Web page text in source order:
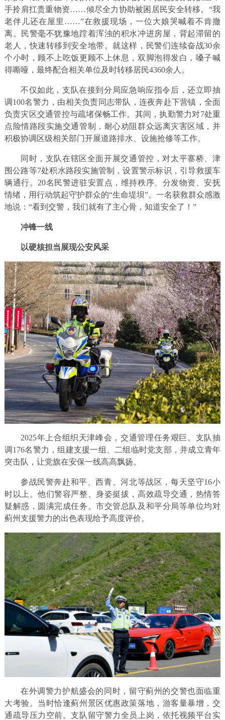
手拎肩扛贵重物资……倾尽全力协助被困居民安全转移。“我
老伴儿还在屋里……”在救援现场，一位大娘哭喊着不肯撤
离。民警毫不犹豫地蹚着浑浊的积水冲进房屋，背起滞留的
老人，快速转移到安全地带。就这样，民警们连续奋战30余
个小时，顾不上吃饭更顾不上休息，双脚泡得发白，嗓子喊
得嘶哑，最终配合相关单位及时转移居民4360余人。
不仅如此，支队在接到分局应急响应指令后，还立即抽
调100名警力，由相关负责同志带队，连夜奔赴下营镇，全面
负责灾区交通管控与疏堵保畅工作。其间，执勤警力对7处重
点险情路段实施交通管制，耐心劝阻群众远离灾害区域，并
积极协调区级相关部门开展道路排水、设施抢修等工作。
同时，支队在辖区全面开展交通管控，对太平寨桥、津
围公路等7处积水路段实施管制，设置警示标识，引导救援车
辆通行。20名民警进驻安置点，维持秩序、分发物资、安抚
情绪，用行动筑起守护群众的“生命堤坝”。一名获救群众感激
地说：“看到交警，我们就有了主心骨，知道安全了！”
冲锋一线
以硬核担当展现公安风采
2025年上合组织天津峰会，交通管理任务艰巨。支队抽
调176名警力，组建支援一组、二组临时党支部，并成立青年
突击队，让党旗在安保一线高高飘扬。
参战民警奔赴和平、西青、河北等战区，每天坚守16小
时以上。他们警容严整、身姿挺拔，高效疏导交通，热情答
疑解惑，圆满完成任务。市交管总队及和平分局等单位均对
蓟州支援警力的出色表现给予高度评价。
在外调警力护航盛会的同时，留守蓟州的交警也面临重
大考验。当时恰逢蓟州景区优惠政策落地，游客量暴增，交
通疏导压力空前。支队留守警力全员上岗，依托视频平台实